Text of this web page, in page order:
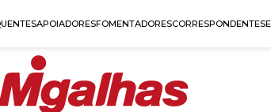
APOIADORESFOMENTADORESCORRESPONDENTES